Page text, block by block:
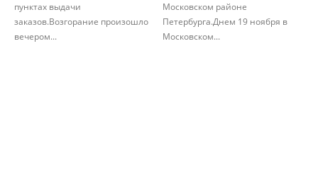
пунктах выдачи
заказов.Возгорание произошло
вечером...
Московском районе
Петербурга.Днем 19 ноября в
Московском...